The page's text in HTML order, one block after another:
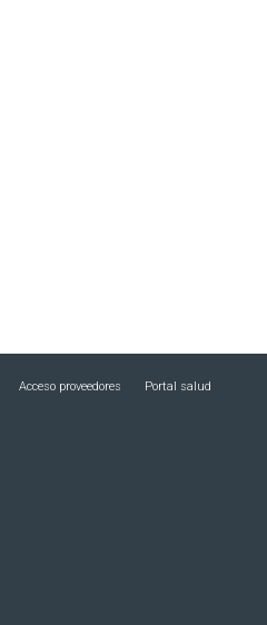
Acceso proveedores Portal salud